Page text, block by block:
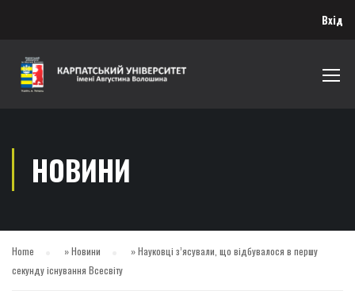
Вхід
НОВИНИ
Home »Новини »Науковці з’ясували, що відбувалося в першу
секунду існування Всесвіту